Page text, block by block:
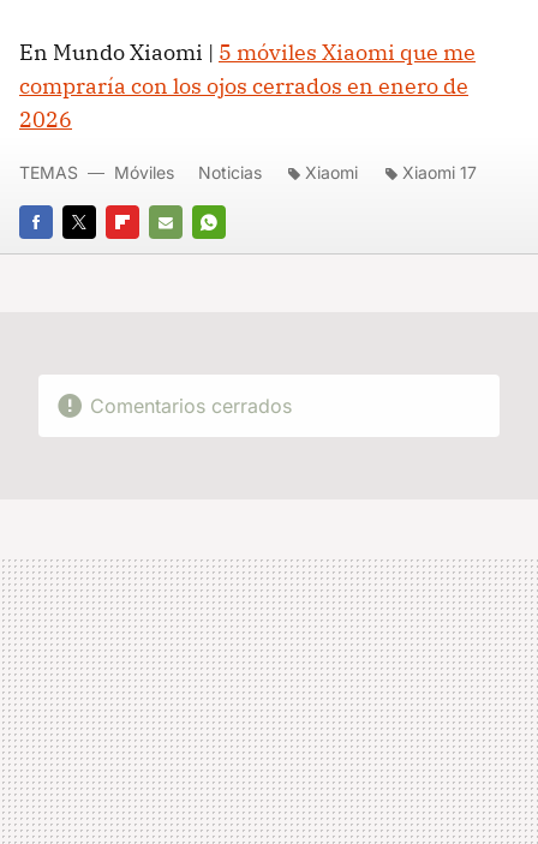
En Mundo Xiaomi | 5 móviles Xiaomi que me
compraría con los ojos cerrados en enero de
2026
FACEBOOK
TWITTERFLIPBOARD
E-
WHATSAPP
TEMAS Móviles Noticias Xiaomi Xiaomi 17
Comentarios cerrados